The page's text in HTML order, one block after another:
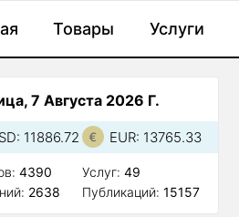
Товары Услуги
7 Августа 2026 Г.
11886.72 EUR: 13765.33
4390
2638
Услуг:49
Публикаций:15157